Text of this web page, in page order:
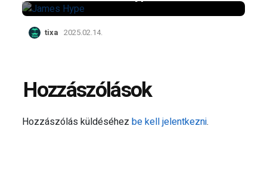
tixa 2025.02.14.
Hozzászólások
Hozzászólás küldéséhezbe kell jelentkezni.